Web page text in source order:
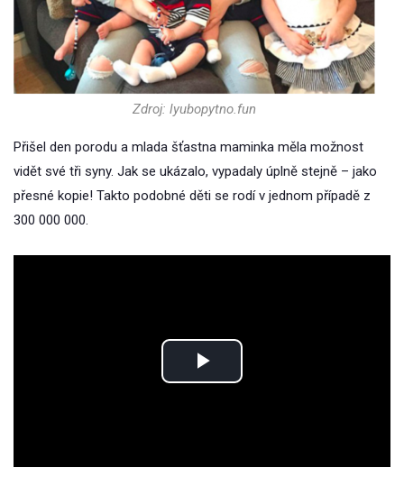
Zdroj: lyubopytno.fun
Přišel den porodu a mlada šťastna maminka měla možnost
vidět své tři syny. Jak se ukázalo, vypadaly úplně stejně – jako
přesné kopie! Takto podobné děti se rodí v jednom případě z
300 000 000.
Play